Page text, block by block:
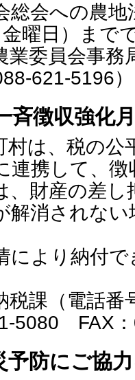
会への農地
曜日）まで
業委員会事
621-5196）
斉徴収強化
は、税の公
連携して、
財産の差し
解消されな
より納付で
税課（電話
5080 FAX
予防にご協